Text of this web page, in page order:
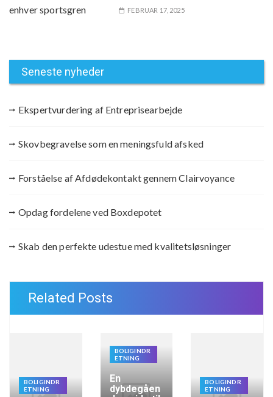
FEBRUAR 17, 2025
Seneste nyheder
Ekspertvurdering af Entreprisearbejde
Skovbegravelse som en meningsfuld afsked
Forståelse af Afdødekontakt gennem Clairvoyance
Opdag fordelene ved Boxdepotet
Skab den perfekte udestue med kvalitetsløsninger
Related Posts
BOLIGINDR
ETNING
BOLIGINDR
ETNING
En
dybdegåen
BOLIGINDR
ETNING